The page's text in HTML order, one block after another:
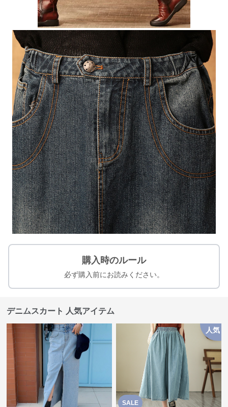
購入時のルール
必ず購入前にお読みください。
デニムスカート 人気アイテム
SALE
人気